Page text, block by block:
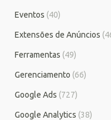
Eventos (40)
Extensões de Anúncios
Ferramentas (49)
Gerenciamento (66)
Google Ads (727)
Google Analytics (38)